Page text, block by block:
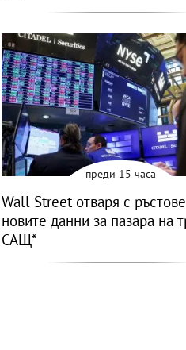
преди 15 часа
Wall Street отваря с
новите данни за пазара на
САЩ*